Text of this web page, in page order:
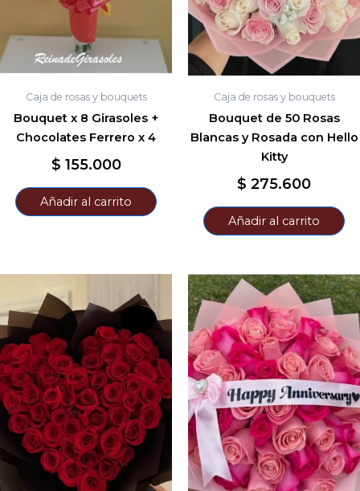
Caja de rosas y bouquets
Bouquet x 8 Girasoles +
Chocolates Ferrero x 4
$ 155.000
Añadir al carrito
Caja de rosas y bouquets
Bouquet de 50 Rosas
Blancas y Rosada con Hello
Kitty
$ 275.600
Añadir al carrito